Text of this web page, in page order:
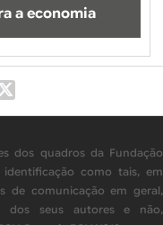
a economia
dos quadros da Fundação
como tais, em
de comunicação em geral,
dos seus autores e não,